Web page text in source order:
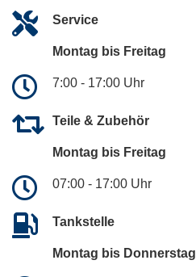
Service
Montag bis Freitag
7:00 - 17:00 Uhr
Teile & Zubehör
Montag bis Freitag
07:00 - 17:00 Uhr
Tankstelle
Montag bis Donnerstag